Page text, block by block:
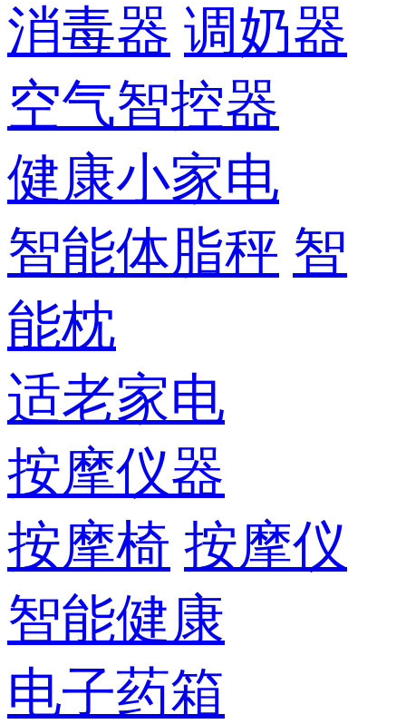
消毒器 调奶器
空气智控器
健康小家电
智能体脂秤 智
能枕
适老家电
按摩仪器
按摩椅 按摩仪
智能健康
电子药箱